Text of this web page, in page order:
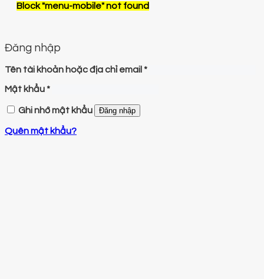
Block"menu-mobile"not found
Đăng nhập
Tên tài khoản hoặc địa chỉ email *
Mật khẩu*
Ghi nhớ mật khẩu Đăng nhập
Quên mật khẩu?